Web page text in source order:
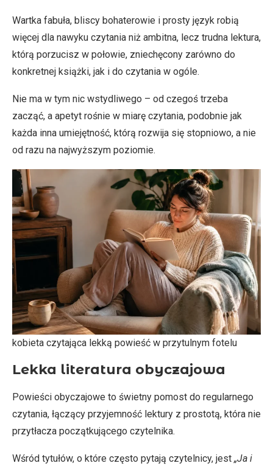
Wartka fabuła, bliscy bohaterowie i prosty język robią
więcej dla nawyku czytania niż ambitna, lecz trudna lektura,
którą porzucisz w połowie, zniechęcony zarówno do
konkretnej książki, jak i do czytania w ogóle.
Nie ma w tym nic wstydliwego – od czegoś trzeba
zacząć, a apetyt rośnie w miarę czytania, podobnie jak
każda inna umiejętność, którą rozwija się stopniowo, a nie
od razu na najwyższym poziomie.
kobieta czytająca lekką powieść w przytulnym fotelu
Lekka literatura obyczajowa
Powieści obyczajowe to świetny pomost do regularnego
czytania, łączący przyjemność lektury z prostotą, która nie
przytłacza początkującego czytelnika.
Wśród tytułów, o które często pytają czytelnicy, jest „Ja i